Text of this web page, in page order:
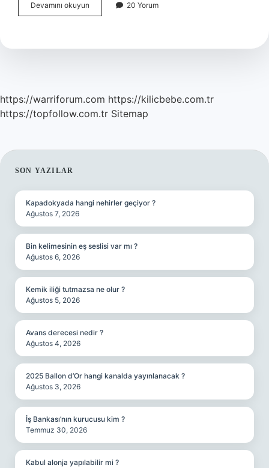
Devamını okuyun
yılında
hastaneleri
20 Yorum
https://warriforum.com https://kilicbebe.com.tr
https://topfollow.com.tr Sitemap
SIDEBAR
SON YAZILAR
Kapadokyada hangi nehirler geçiyor ?
Ağustos 7, 2026
Bin kelimesinin eş seslisi var mı ?
Ağustos 6, 2026
Kemik iliği tutmazsa ne olur ?
Ağustos 5, 2026
Avans derecesi nedir ?
Ağustos 4, 2026
2025 Ballon d’Or hangi kanalda yayınlanacak ?
Ağustos 3, 2026
İş Bankası’nın kurucusu kim ?
Temmuz 30, 2026
Kabul alonja yapılabilir mi ?